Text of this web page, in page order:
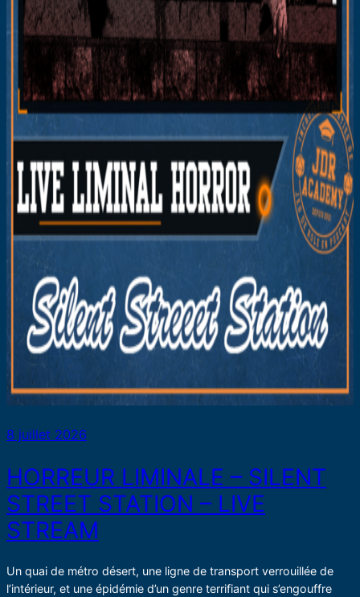
8 juillet 2026
HORREUR LIMINALE – SILENT
STREET STATION – LIVE
STREAM
Un quai de métro désert, une ligne de transport verrouillée de
l’intérieur, et une épidémie d’un genre terrifiant qui s’engouffre